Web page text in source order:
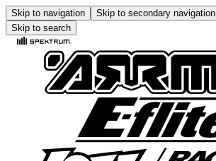
Skip to navigation Skip to secondary navigation
Skip to search